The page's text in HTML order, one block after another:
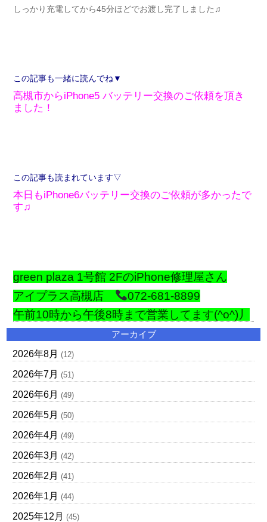
しっかり充電してから45分ほどでお渡し完了しました♫
この記事も一緒に読んでね▼
高槻市からiPhone5 バッテリー交換のご依頼を頂き
ました！
この記事も読まれています▽
本日もiPhone6バッテリー交換のご依頼が多かったで
す♫
green plaza 1号館 2FのiPhone修理屋さん
アイプラス高槻店
072-681-8899
午前10時から午後8時まで営業してます(^o^)丿
アーカイブ
2026年8月 (12)
2026年7月 (51)
2026年6月 (49)
2026年5月 (50)
2026年4月 (49)
2026年3月 (42)
2026年2月 (41)
2026年1月 (44)
2025年12月 (45)